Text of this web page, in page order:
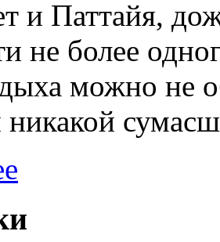
и Паттайя,
не более
можно не
никакой